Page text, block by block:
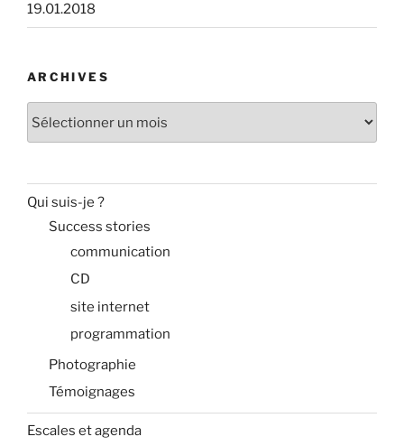
19.01.2018
ARCHIVES
Qui suis-je ?
Success stories
communication
CD
site internet
programmation
Photographie
Témoignages
Escales et agenda